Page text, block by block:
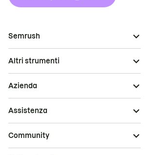
Semrush
Altri strumenti
Azienda
Assistenza
Community